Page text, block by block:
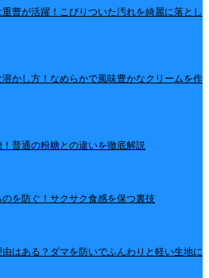
曹が活躍！こびりついた汚れを綺麗に落とし
かし方！なめらかで風味豊かなクリームを作
普通の粉糖との違いを徹底解説
を防ぐ！サクサク食感を保つ裏技
はある？ダマを防いでふんわりと軽い生地に